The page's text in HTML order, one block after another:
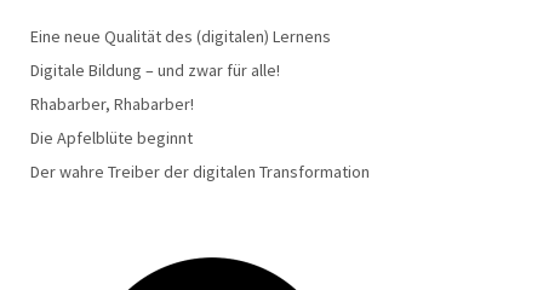
Eine neue Qualität des (digitalen) Lernens
Digitale Bildung – und zwar für alle!
Rhabarber, Rhabarber!
Die Apfelblüte beginnt
Der wahre Treiber der digitalen Transformation